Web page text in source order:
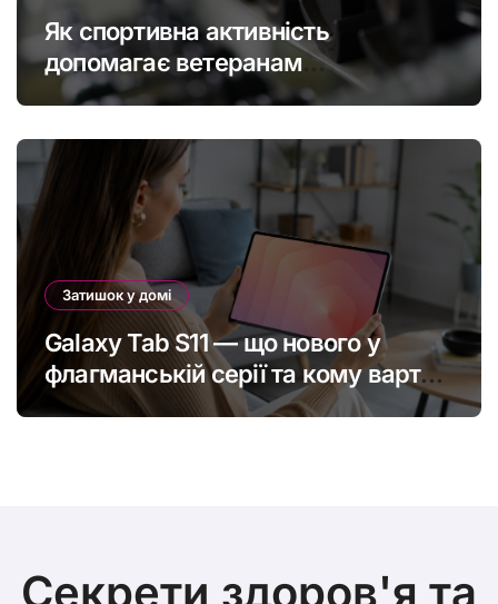
Як спортивна активність
допомагає ветеранам
підтримувати фізичну форму та
Затишок у домі
Galaxy Tab S11 — що нового у
флагманській серії та кому варто
оновитись
Секрети здоров'я та